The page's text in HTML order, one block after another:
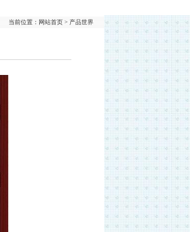
当前位置：网站首页 > 产品世界